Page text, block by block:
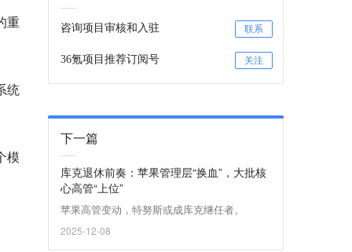
重
统
模
咨询项目审核和入驻 联系
36氪项目推荐订阅号 关注
下一篇
库克退休前奏：苹果管理层“换血”，大批核
心高管“上位”
苹果高管变动，特努斯或成库克继任者。
2025-12-08